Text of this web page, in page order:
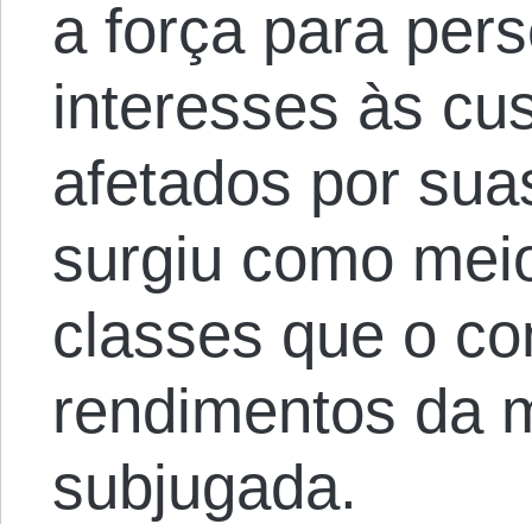
a força para
interesses às
afetados por
surgiu como
classes que o
rendimentos da
subjugada.